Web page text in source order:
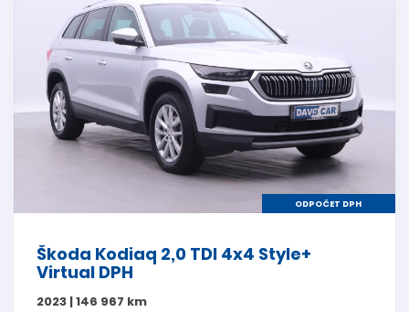
ODPOČET DPH
Škoda Kodiaq 2,0 TDI 4x4 Style+
Virtual DPH
2023 | 146 967 km